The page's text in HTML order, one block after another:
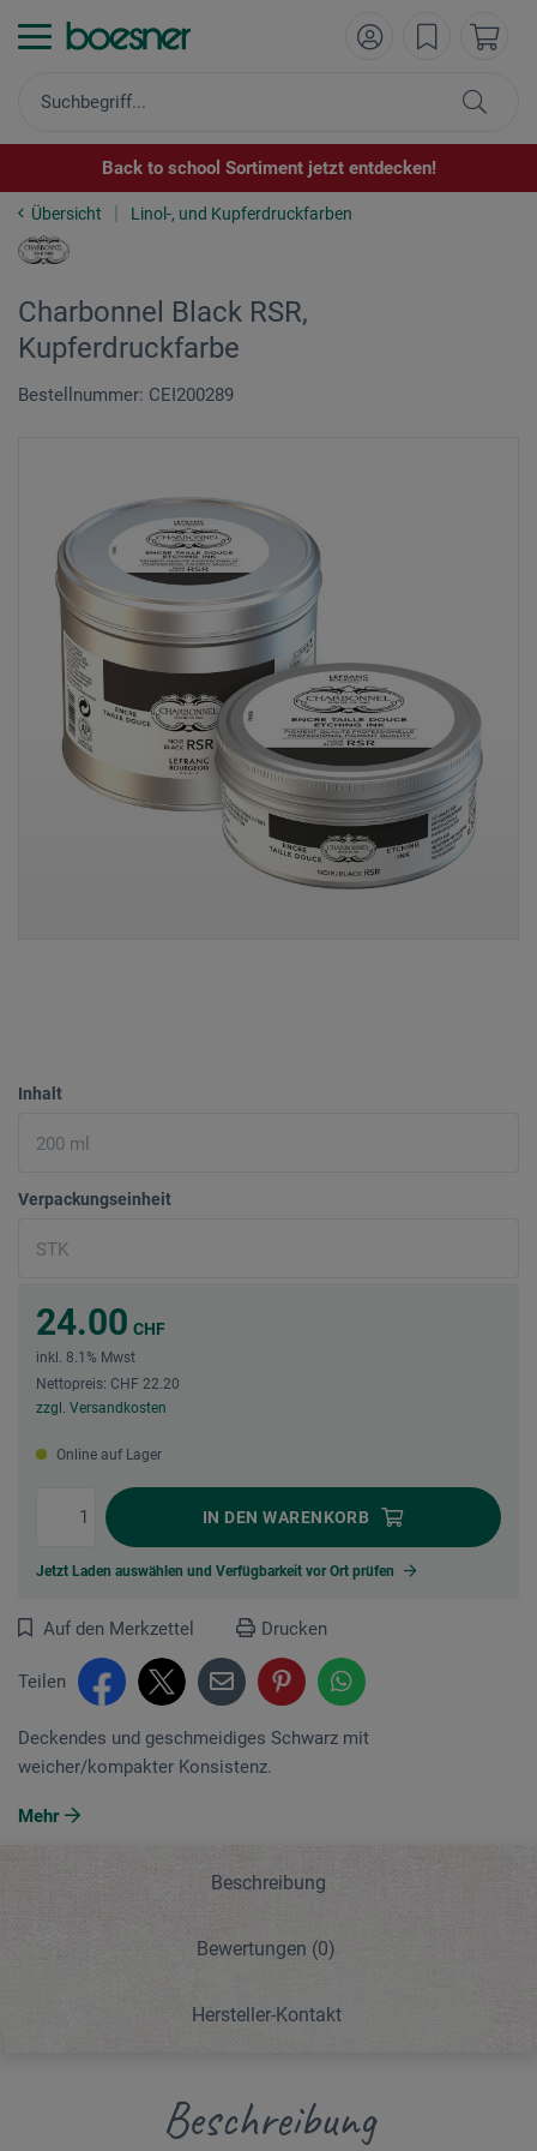
Back to school Sortiment jetzt entdecken!
Übersicht Linol-, und Kupferdruckfarben
Charbonnel Black RSR,
Kupferdruckfarbe
Bestellnummer: CEI200289
Inhalt
Verpackungseinheit
24.00 CHF
inkl. 8.1% Mwst
Nettopreis: CHF 22.20
zzgl. Versandkosten
Online auf Lager
IN DEN WARENKORB
Jetzt Laden auswählen und Verfügbarkeit vor Ort prüfen
Auf den Merkzettel Drucken
Teilen
Deckendes und geschmeidiges Schwarz mit
weicher/kompakter Konsistenz.
Mehr
Beschreibung
Bewertungen (0)
Hersteller-Kontakt
Beschreibung